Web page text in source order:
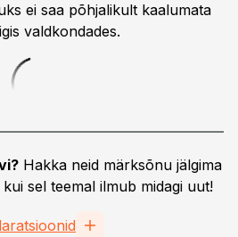
ei saa põhjalikult kaalumata
valdkondades.
Hakka neid märksõnu jälgima
sel teemal ilmub midagi uut!